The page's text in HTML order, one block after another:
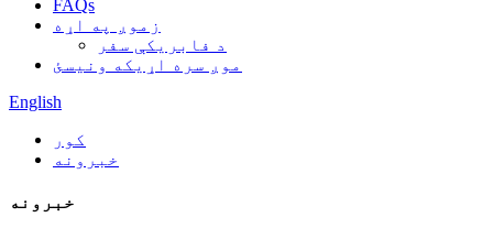
FAQs
زموږ په اړه
د فابریکې سفر
موږ سره اړیکه ونیسئ
English
کور
خبرونه
خبرونه